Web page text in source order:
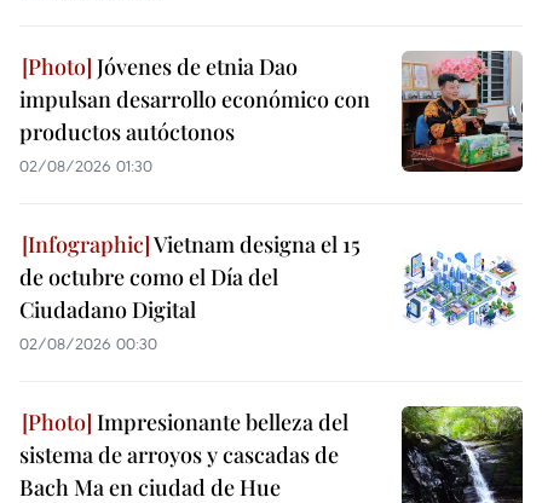
Jóvenes de etnia Dao
impulsan desarrollo económico con
productos autóctonos
02/08/2026 01:30
Vietnam designa el 15
de octubre como el Día del
Ciudadano Digital
02/08/2026 00:30
Impresionante belleza del
sistema de arroyos y cascadas de
Bach Ma en ciudad de Hue